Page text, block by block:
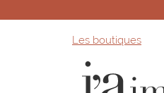
Les boutiques